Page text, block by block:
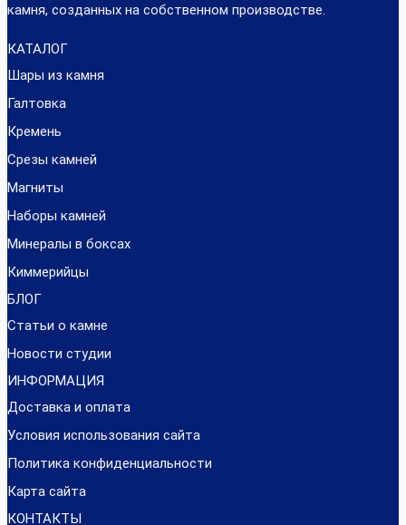
камня, созданных на собственном производстве.
КАТАЛОГ
Шары из камня
Галтовка
Кремень
Срезы камней
Магниты
Наборы камней
Минералы в боксах
Киммерийцы
БЛОГ
Статьи о камне
Новости студии
ИНФОРМАЦИЯ
Доставка и оплата
Условия использования сайта
Политика конфиденциальности
Карта сайта
КОНТАКТЫ